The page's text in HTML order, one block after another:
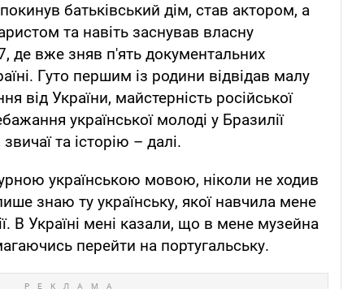
батьківський дім, став актором, а
та навіть заснував власну
де вже зняв п'ять документальних
Гуто першим із родини відвідав малу
від України, майстерність російської
української молоді у Бразилії
та історію – далі.
українською мовою, ніколи не ходив
знаю ту українську, якої навчила мене
В Україні мені казали, що в мене музейна
перейти на португальську.